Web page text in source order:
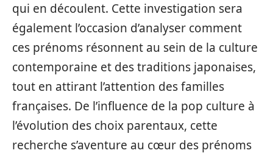
qui en découlent. Cette investigation sera
également l’occasion d’analyser comment
ces prénoms résonnent au sein de la culture
contemporaine et des traditions japonaises,
tout en attirant l’attention des familles
françaises. De l’influence de la pop culture à
l’évolution des choix parentaux, cette
recherche s’aventure au cœur des prénoms